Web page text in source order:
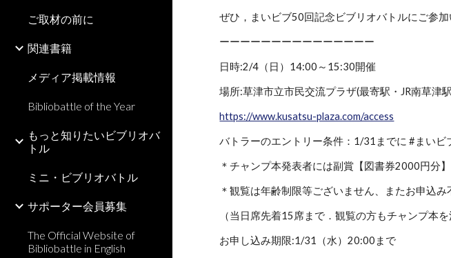
ご取材の前に
関連書籍
メディア掲載情報
Bibliobattle of the Year
もっと知りたいビブリオバ
トル
ミニ・ビブリオバトル
サポーター会員募集
The Official Website of
Bibliobattle in English
ぜひ，まいビブ50回記念ビブリオバトルにご参
ーーーーーーーーーーーーーーー
日時:2/4（日）14:00～15:30開催
場所:草津市立市民交流プラザ(最寄駅・JR南草津
https://www.kusatsu-plaza.com/access
バトラーのエントリー条件：1/31までに #まい
＊チャンプ本発表者には副賞【図書券2000円分
＊観覧は年齢制限等ございません、またお申込み
（当日席先着15席まで．観覧の方もチャンプ本
お申し込み期限:1/31（水）20:00まで